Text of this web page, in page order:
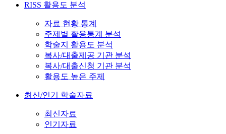
RISS 활용도 분석
자료 현황 통계
주제별 활용통계 분석
학술지 활용도 분석
복사/대출제공 기관 분석
복사/대출신청 기관 분석
활용도 높은 주제
최신/인기 학술자료
최신자료
인기자료